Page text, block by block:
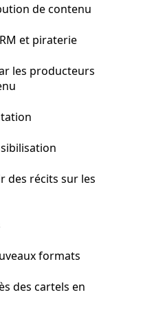
de contenu
et piraterie
les producteurs
des récits sur les
formats
des cartels en